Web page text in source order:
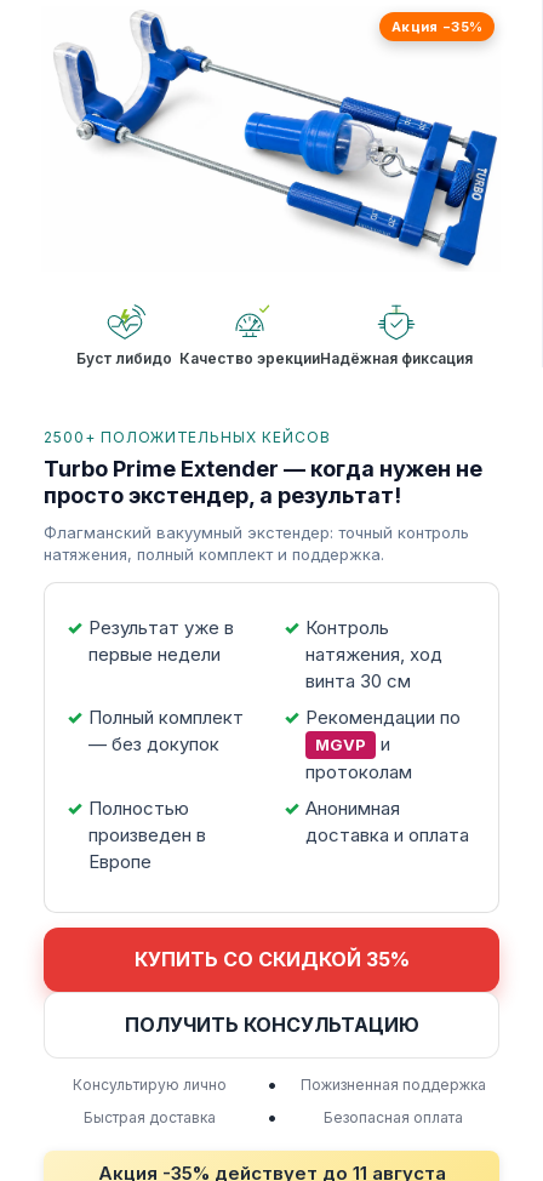
Акция −35%
Буст либидо Качество эрекцииНадёжная фиксация
2500+ ПОЛОЖИТЕЛЬНЫХ КЕЙСОВ
Turbo Prime Extender — когда нужен не
просто экстендер, а результат!
Флагманский вакуумный экстендер: точный контроль
натяжения, полный комплект и поддержка.
Результат уже в
первые недели
Контроль
натяжения, ход
винта 30 см
Полный комплект
— без докупок
Рекомендации по
MGVP
и
протоколам
Полностью
произведен в
Европе
Анонимная
доставка и оплата
КУПИТЬ СО СКИДКОЙ 35%
ПОЛУЧИТЬ КОНСУЛЬТАЦИЮ
Консультирую лично •
Пожизненная поддержка
Быстрая доставка
• Безопасная оплата
Акция -35% действует до 11 августа